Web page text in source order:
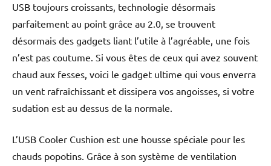
USB toujours croissants, technologie désormais
parfaitement au point grâce au 2.0, se trouvent
désormais des gadgets liant l’utile à l’agréable, une fois
n’est pas coutume. Si vous êtes de ceux qui avez souvent
chaud aux fesses, voici le gadget ultime qui vous enverra
un vent rafraîchissant et dissipera vos angoisses, si votre
sudation est au dessus de la normale.
L’USB Cooler Cushion est une housse spéciale pour les
chauds popotins. Grâce à son système de ventilation